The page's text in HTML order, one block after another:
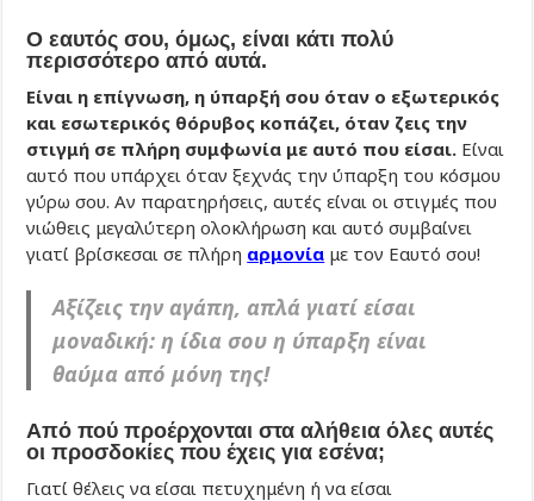
Ο εαυτός σου, όμως, είναι κάτι πολύ
περισσότερο από αυτά.
Είναι η επίγνωση, η ύπαρξή σου όταν ο εξωτερικός
και εσωτερικός θόρυβος κοπάζει, όταν ζεις την
στιγμή σε πλήρη συμφωνία με αυτό που είσαι. Είναι
αυτό που υπάρχει όταν ξεχνάς την ύπαρξη του κόσμου
γύρω σου. Αν παρατηρήσεις, αυτές είναι οι στιγμές που
νιώθεις μεγαλύτερη ολοκλήρωση και αυτό συμβαίνει
γιατί βρίσκεσαι σε πλήρη αρμονία με τον Εαυτό σου!
Αξίζεις την αγάπη, απλά γιατί είσαι
μοναδική: η ίδια σου η ύπαρξη είναι
θαύμα από μόνη της!
Από πού προέρχονται στα αλήθεια όλες αυτές
οι προσδοκίες που έχεις για εσένα;
Γιατί θέλεις να είσαι πετυχημένη ή να είσαι